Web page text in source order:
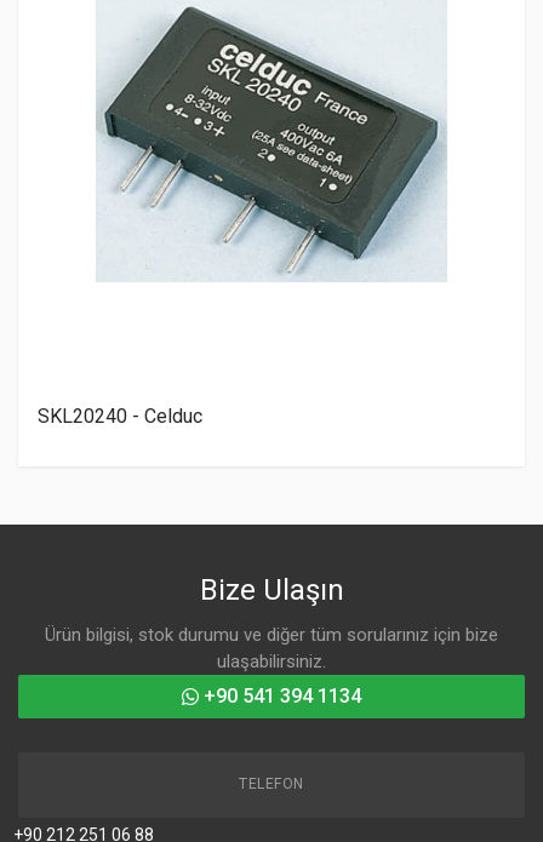
SKL20240 - Celduc
Bize Ulaşın
Ürün bilgisi, stok durumu ve diğer tüm sorularınız için bize
ulaşabilirsiniz.
+90 541 394 1134
TELEFON
+90 212 251 06 88